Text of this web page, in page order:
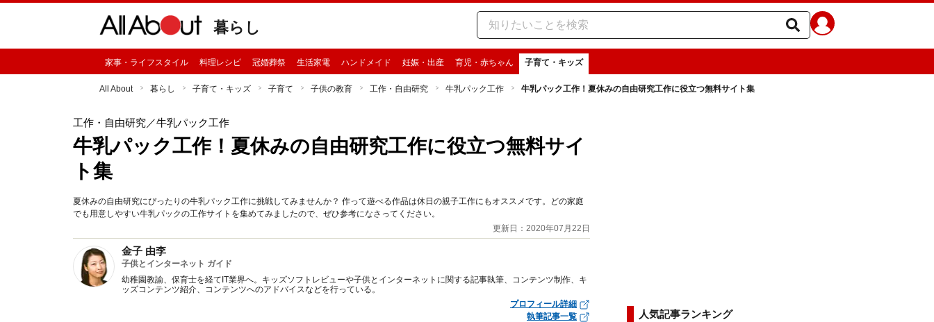
暮らし
家事・ライフスタイル 料理レシピ 冠婚葬祭 生活家電 ハンドメイド 妊娠・出産 育児・赤ちゃん 子育て・キッズ
All About 暮らし 子育て・キッズ 子育て 子供の教育 工作・自由研究 牛乳パック工作 牛乳パック工作！夏休みの自由研究工作に役立つ無料サイト集
工作・自由研究／牛乳パック工作
牛乳パック工作！夏休みの自由研究工作に役立つ無料サイ
ト集
夏休みの自由研究にぴったりの牛乳パック工作に挑戦してみませんか？ 作って遊べる作品は休日の親子工作にもオススメです。どの家庭
でも用意しやすい牛乳パックの工作サイトを集めてみましたので、ぜひ参考になさってください。
更新日：2020年07月22日
金子 由李
子供とインターネット ガイド
幼稚園教諭、保育士を経てIT業界へ。キッズソフトレビューや子供とインターネットに関する記事執筆、コンテンツ制作、キ
ッズコンテンツ紹介、コンテンツへのアドバイスなどを行っている。
プロフィール詳細
執筆記事一覧
人気記事ランキング